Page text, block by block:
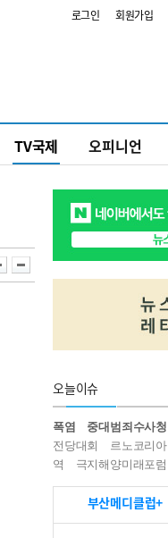
로그인 회원가입
TV국제 오피니언
오늘이슈
폭염 중대범죄수사청
전당대회
르노코리아
역
극지해양미래포럼
부산메디클럽+